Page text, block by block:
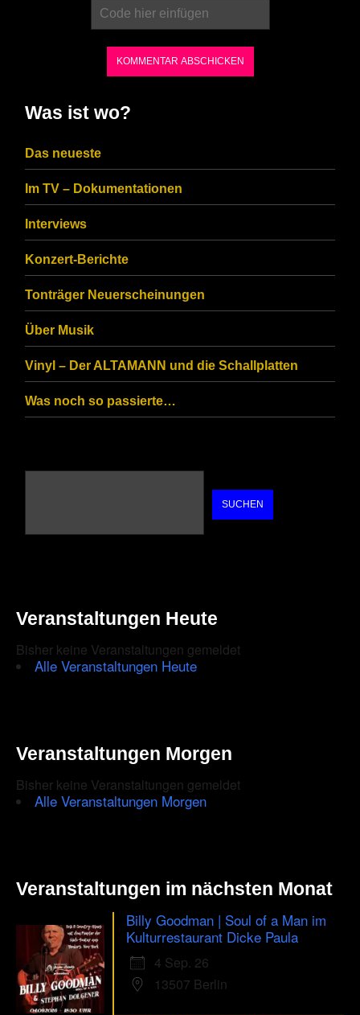
CAPTCHA
ensure
that
you
are
human.
Was ist wo?
Das neueste
Im TV – Dokumentationen
Interviews
Konzert-Berichte
Tonträger Neuerscheinungen
Über Musik
Vinyl – Der ALTAMANN und die Schallplatten
Was noch so passierte…
SUCHEN
Veranstaltungen Heute
Bisher keine Veranstaltungen gemeldet
Alle Veranstaltungen Heute
Veranstaltungen Morgen
Bisher keine Veranstaltungen gemeldet
Alle Veranstaltungen Morgen
Veranstaltungen im nächsten Monat
Billy Goodman | Soul of a Man im
Kulturrestaurant Dicke Paula
4 Sep. 26
13507 Berlin